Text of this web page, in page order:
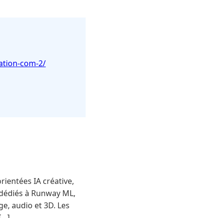
com-2/
IA créative,
à Runway ML,
audio et 3D. Les